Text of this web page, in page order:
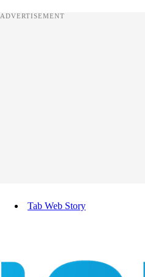
ADVERTISEMENT
Tab Web Story